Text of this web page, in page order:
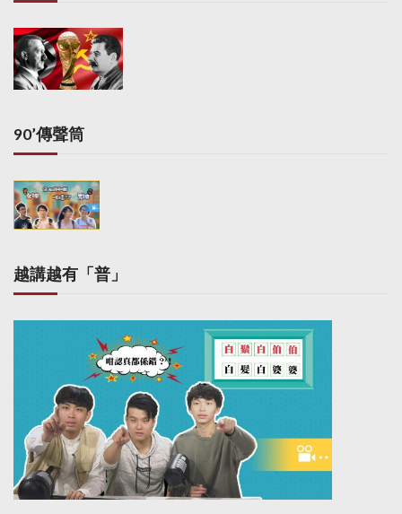
90’傳聲筒
越講越有「普」